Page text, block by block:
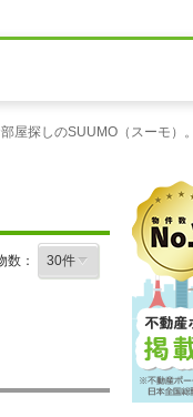
探しのSUUMO（スーモ）
数：